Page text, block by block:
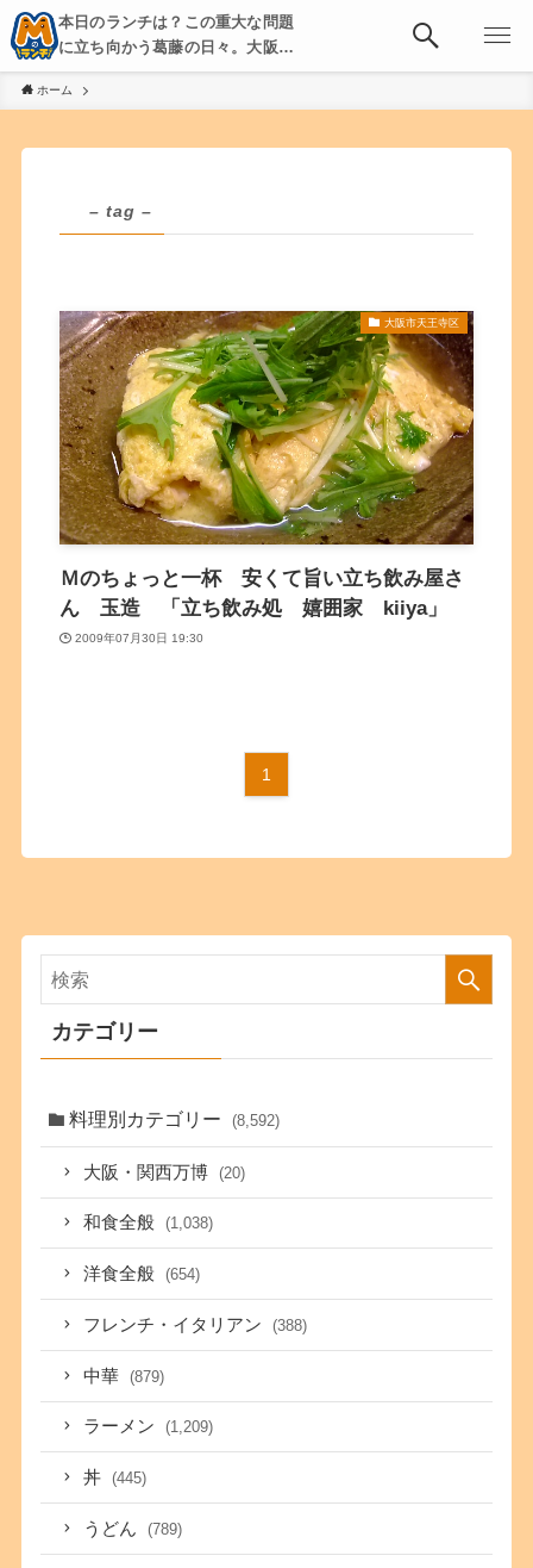
本日のランチは？この重大な問題
に立ち向かう葛藤の日々。大阪・
京都・神戸を中心とした食べ歩
き、飲み歩きを綴る。
ホーム
– tag –
大阪市天王寺区
Ｍのちょっと一杯 安くて旨い立ち飲み屋さ
ん 玉造 「立ち飲み処 嬉囲家 kiiya」
2009年07月30日 19:30
1
カテゴリー
料理別カテゴリー (8,592)
大阪・関西万博 (20)
和食全般 (1,038)
洋食全般 (654)
フレンチ・イタリアン (388)
中華 (879)
ラーメン (1,209)
丼 (445)
うどん (789)